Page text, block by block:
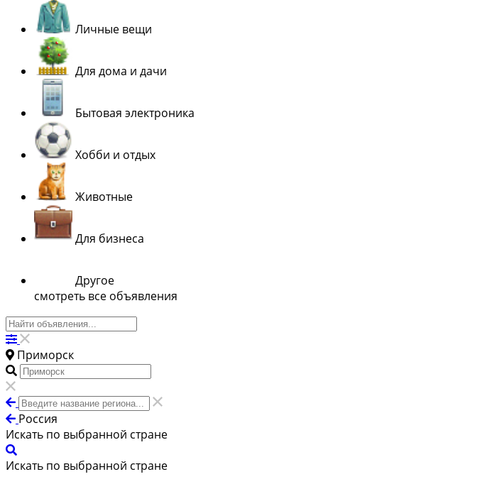
Личные вещи
Для дома и дачи
Бытовая электроника
Хобби и отдых
Животные
Для бизнеса
Другое
смотреть все объявления
Приморск
Россия
Искать по выбранной стране
Искать по выбранной стране